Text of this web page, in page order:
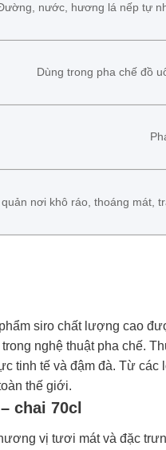
nước, hương lá nếp tự
Dùng trong pha chế đồ
quản nơi khô ráo, thoáng mát,
siro chất lượng cao
nghệ thuật pha chế.
tinh tế và đậm đà. Từ
thế giới.
chai 70cl
vị tươi mát và đặc